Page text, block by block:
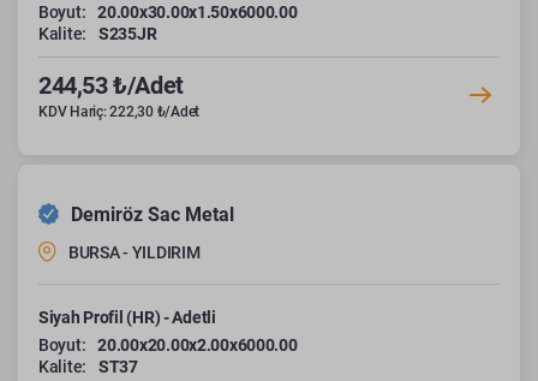
Boyut:
20.00x30.00x1.50x6000.00
Kalite:
S235JR
244,53 ₺/Adet
KDV Hariç: 222,30 ₺/Adet
Demiröz Sac Metal
BURSA - YILDIRIM
Siyah Profil (HR) - Adetli
Boyut:
20.00x20.00x2.00x6000.00
Kalite:
ST37